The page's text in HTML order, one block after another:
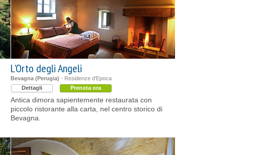
L'Orto degli Angeli
Bevagna (Perugia) - Residenze d'Epoca
Dettagli
Prenota ora
Antica dimora sapientemente restaurata con
piccolo ristorante alla carta, nel centro storico di
Bevagna.